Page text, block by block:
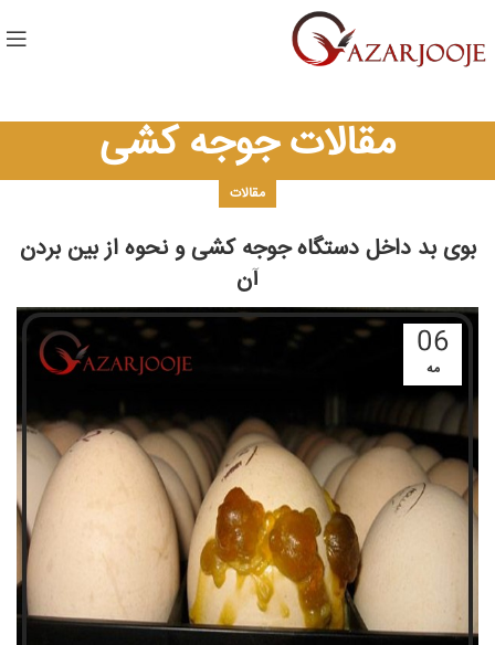
مقالات جوجه کشی
مقالات
بوی بد داخل دستگاه جوجه کشی و نحوه از بین بردن
آن
06
مه